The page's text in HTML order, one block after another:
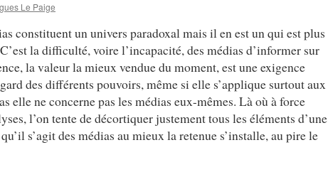
Le Paige
constituent un univers paradoxal mais il en est un qui est plus
la difficulté, voire l’incapacité, des médias d’informer sur
la valeur la mieux vendue du moment, est une exigence
des différents pouvoirs, même si elle s’applique surtout aux
elle ne concerne pas les médias eux-mêmes. Là où à force
l’on tente de décortiquer justement tous les éléments d’une
s’agit des médias au mieux la retenue s’installe, au pire le